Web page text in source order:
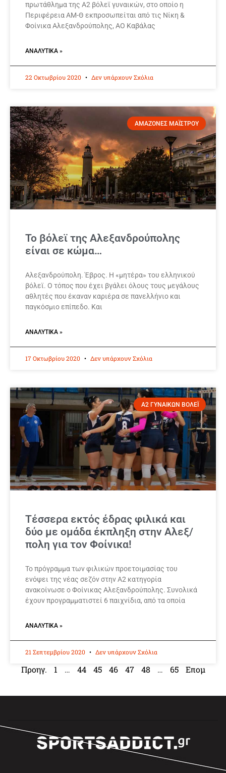
πρωτάθλημα της Α2 βόλεϊ γυναικών, στο οποίο η
Περιφέρεια ΑΜ-Θ εκπροσωπείται από τις Νίκη &
Φοίνικα Αλεξανδρούπολης, ΑΟ Καβάλας
ΑΝΑΛΥΤΙΚΆ »
22 Οκτωβρίου 2020 Δεν υπάρχουν Σχόλια
ΑΜΑΖΟΝΕΣ ΜΑΪΣΤΡΟΥ
Το βόλεϊ της Αλεξανδρούπολης
είναι σε κώμα…
Αλεξανδρούπολη. Έβρος. Η «μητέρα» του ελληνικού
βόλεϊ. Ο τόπος που έχει βγάλει όλους τους μεγάλους
αθλητές που έκαναν καριέρα σε πανελλήνιο και
παγκόσμιο επίπεδο. Και
ΑΝΑΛΥΤΙΚΆ »
17 Οκτωβρίου 2020 Δεν υπάρχουν Σχόλια
Α2 ΓΥΝΑΙΚΩΝ ΒΟΛΕΪ
Τέσσερα εκτός έδρας φιλικά και
δύο με ομάδα έκπληξη στην Αλεξ/
πολη για τον Φοίνικα!
Το πρόγραμμα των φιλικών προετοιμασίας του
ενόψει της νέας σεζόν στην Α2 κατηγορία
ανακοίνωσε ο Φοίνικας Αλεξανδρούπολης. Συνολικά
έχουν προγραμματιστεί 6 παιχνίδια, από τα οποία
ΑΝΑΛΥΤΙΚΆ »
21 Σεπτεμβρίου 2020 Δεν υπάρχουν Σχόλια
Προηγ. 1 … 44 45 46 47 48 … 65 Επομ